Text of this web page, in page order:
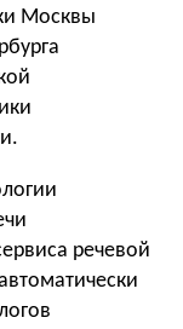
Москвы
речевой